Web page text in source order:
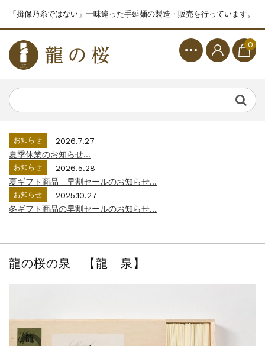
「揖保乃糸ではない」一味違った手延麺の製造・販売を行っています。
0
お知らせ
2026.7.27
夏季休業のお知らせ...
お知らせ
2026.5.28
夏ギフト商品 早割セールのお知らせ...
お知らせ
2025.10.27
冬ギフト商品の早割セールのお知らせ...
龍の桜の泉 【龍 泉】